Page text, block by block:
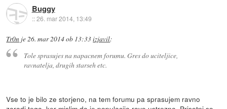
Buggy
::26. mar 2014, 13:49
Tr0n je26. mar 2014 ob 13:33izjavil:
Tole sprasujes na napacnem forumu. Gres do uciteljice,
ravnatelja, drugih starseh etc.
Vse to je bilo ze storjeno, na tem forumu pa sprasujem ravno